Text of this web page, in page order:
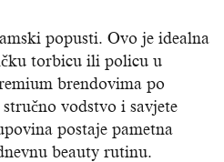
popusti. Ovo je idealna
torbicu ili policu u
brendovima po
vodstvo i savjete
postaje pametna
beauty rutinu.